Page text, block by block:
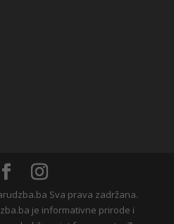
Sva prava zadržana.
je informativne prirode i